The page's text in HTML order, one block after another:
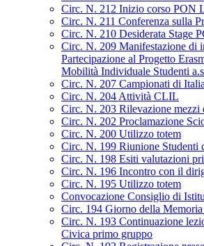
Circ. N. 212 Inizio corso PON
Circ. N. 211 Conferenza sulla
Circ. N. 210 Desiderata Stage
Circ. N. 209 Manifestazione di
Partecipazione al Progetto
Mobilità Individuale Studenti
Circ. N. 207 Campionati di
Circ. N. 204 Attività CLIL
Circ. N. 203 Rilevazione mezzi
Circ. N. 202 Proclamazione
Circ. N. 200 Utilizzo totem
Circ. N. 199 Riunione Studenti
Circ. N. 198 Esiti valutazioni
Circ. N. 196 Incontro con il
Circ. N. 195 Utilizzo totem
Convocazione Consiglio di
Circ. 194 Giorno della
Circ. N. 193 Continuazione
Civica primo gruppo